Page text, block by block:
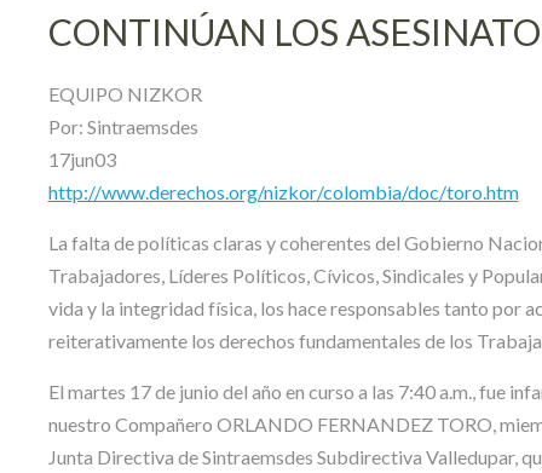
CONTINÚAN LOS
EQUIPO NIZKOR
Por: Sintraemsdes
17jun03
http://www.derechos.org/nizkor/colombia/doc/toro.htm
La falta de políticas claras y coherentes del Gobierno
Trabajadores, Líderes Políticos, Cívicos, Sindicales y
vida y la integridad física, los hace responsables tanto por
reiterativamente los derechos fundamentales de los
El martes 17 de junio del año en curso a las 7:40 a.m., fue
nuestro Compañero ORLANDO FERNANDEZ TORO,
Junta Directiva de Sintraemsdes Subdirectiva Valledupar,